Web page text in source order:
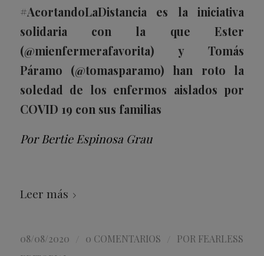
#AcortandoLaDistancia es la iniciativa
solidaria con la que Ester
(@mienfermerafavorita) y Tomás
Páramo (@tomasparamo) han roto la
soledad de los enfermos aislados por
COVID 19 con sus familias
Por Bertie Espinosa Grau
Leer más
08/08/2020 0 COMENTARIOS POR FEARLESS